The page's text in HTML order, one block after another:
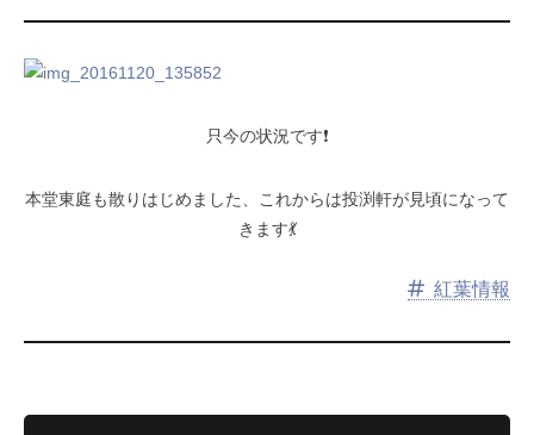
只今の状況です❗
本堂東庭も散りはじめました、これからは投渕軒が見頃になって
きます💃
紅葉情報